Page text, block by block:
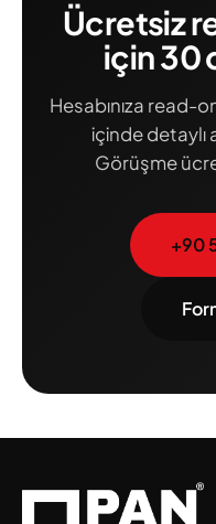
Ücretsiz
için 30
Hesabınıza read-
içinde detaylı
Görüşme
+90